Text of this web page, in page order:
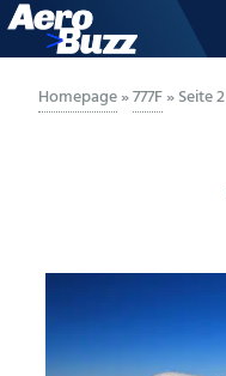
GENERAL AVIATION
MILITÄR
Homepage»777F»Seite 2